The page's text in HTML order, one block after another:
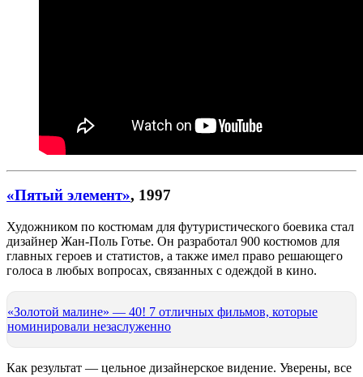
«Пятый элемент», 1997
Художником по костюмам для футуристического боевика стал
дизайнер Жан-Поль Готье. Он разработал 900 костюмов для
главных героев и статистов, а также имел право решающего
голоса в любых вопросах, связанных с одеждой в кино.
«Золотой малине» — 40! 7 отличных фильмов, которые
номинировали незаслуженно
Как результат — цельное дизайнерское видение. Уверены, все